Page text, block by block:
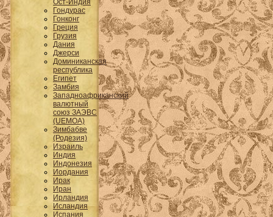
Ост-Индия
Гондурас
Гонконг
Греция
Грузия
Дания
Джерси
Доминиканская
республика
Египет
Замбия
Западноафриканский
валютный
союз ЗАЭВС
(UEMOA)
Зимбабве
(Родезия)
Израиль
Индия
Индонезия
Иордания
Ирак
Иран
Ирландия
Исландия
Испания